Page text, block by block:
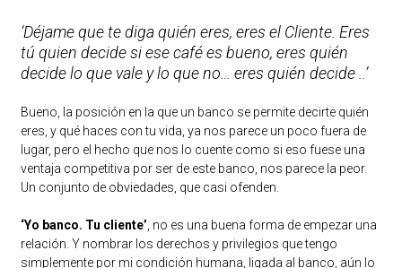
‘Déjame que te diga quién eres, eres el Cliente. Eres
tú quien decide si ese café es bueno, eres quién
decide lo que vale y lo que no… eres quién decide ..’
Bueno, la posición en la que un banco se permite decirte quién
eres, y qué haces con tu vida, ya nos parece un poco fuera de
lugar, pero el hecho que nos lo cuente como si eso fuese una
ventaja competitiva por ser de este banco, nos parece la peor.
Un conjunto de obviedades, que casi ofenden.
‘Yo banco. Tu cliente’ , no es una buena forma de empezar una
relación. Y nombrar los derechos y privilegios que tengo
simplemente por mi condición humana, ligada al banco, aún lo